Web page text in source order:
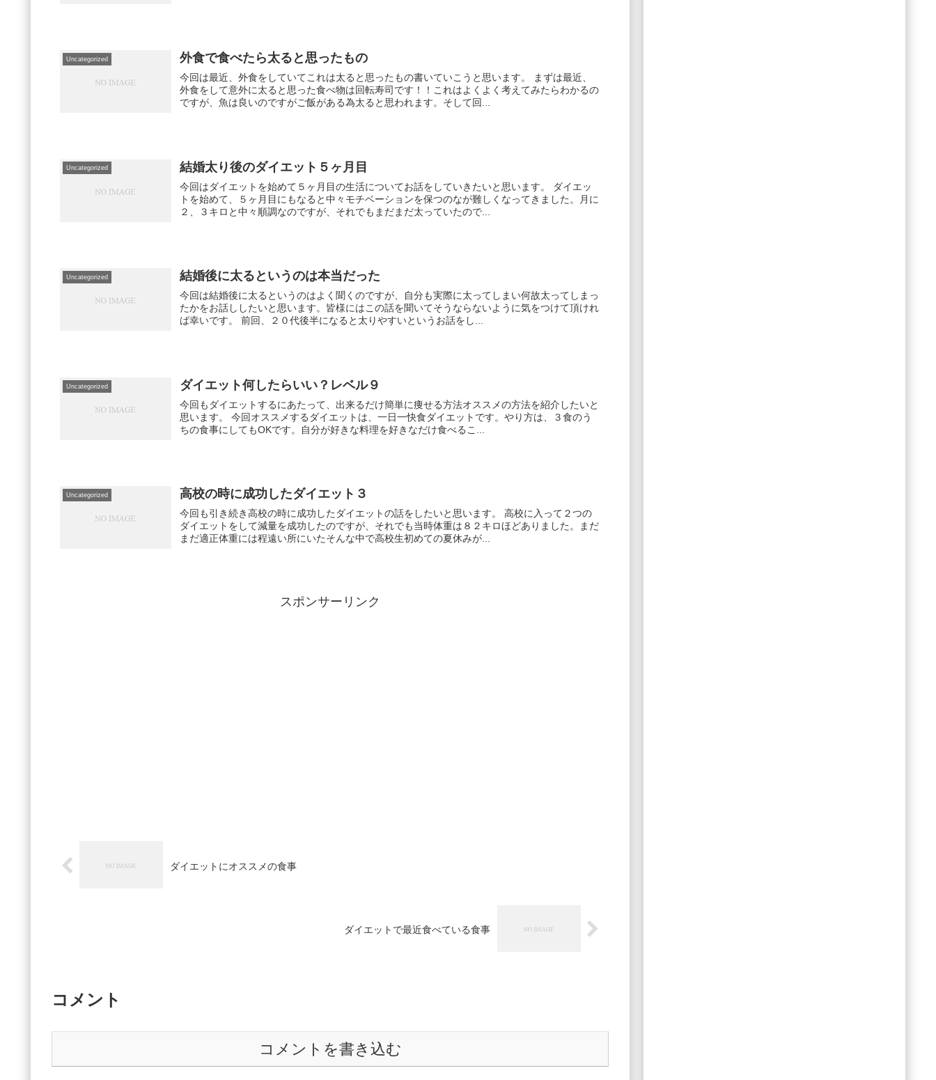
Uncategorized 外食で食べたら太ると思ったもの
今回は最近、外食をしていてこれは太ると思ったもの書いていこうと思います。 まずは最近、
外食をして意外に太ると思った食べ物は回転寿司です！！これはよくよく考えてみたらわかるの
ですが、魚は良いのですがご飯がある為太ると思われます。そして回...
Uncategorized 結婚太り後のダイエット５ヶ月目
今回はダイエットを始めて５ヶ月目の生活についてお話をしていきたいと思います。 ダイエッ
トを始めて、５ヶ月目にもなると中々モチベーションを保つのなが難しくなってきました。月に
２、３キロと中々順調なのですが、それでもまだまだ太っていたので...
Uncategorized 結婚後に太るというのは本当だった
今回は結婚後に太るというのはよく聞くのですが、自分も実際に太ってしまい何故太ってしまっ
たかをお話ししたいと思います。皆様にはこの話を聞いてそうならないように気をつけて頂けれ
ば幸いです。 前回、２０代後半になると太りやすいというお話をし...
Uncategorized ダイエット何したらいい？レベル９
今回もダイエットするにあたって、出来るだけ簡単に痩せる方法オススメの方法を紹介したいと
思います。 今回オススメするダイエットは、一日一快食ダイエットです。やり方は、３食のう
ちの食事にしてもOKです。自分が好きな料理を好きなだけ食べるこ...
Uncategorized 高校の時に成功したダイエット３
今回も引き続き高校の時に成功したダイエットの話をしたいと思います。 高校に入って２つの
ダイエットをして減量を成功したのですが、それでも当時体重は８２キロほどありました。まだ
まだ適正体重には程遠い所にいたそんな中で高校生初めての夏休みが...
スポンサーリンク
ダイエットにオススメの食事
ダイエットで最近食べている食事
コメント
コメントを書き込む